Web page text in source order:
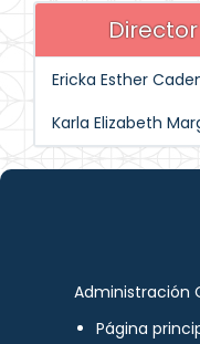
Ericka Esther
Karla Elizabeth
Administración
Página